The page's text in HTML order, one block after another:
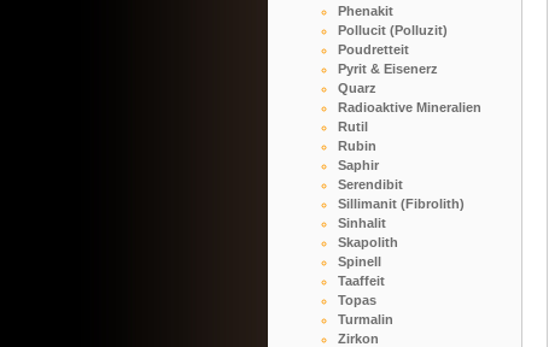
Phenakit
Pollucit (Polluzit)
Poudretteit
Pyrit & Eisenerz
Quarz
Radioaktive Mineralien
Rutil
Rubin
Saphir
Serendibit
Sillimanit (Fibrolith)
Sinhalit
Skapolith
Spinell
Taaffeit
Topas
Turmalin
Zirkon